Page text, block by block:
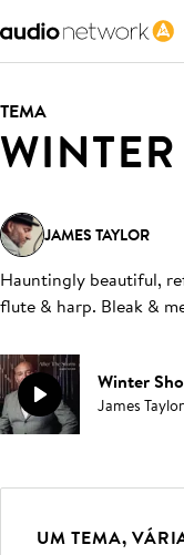
TEMA
JAMES TAYLOR
Hauntingly beautiful,
flute & harp. Bleak &
Winter
James Taylor
UM TEMA,